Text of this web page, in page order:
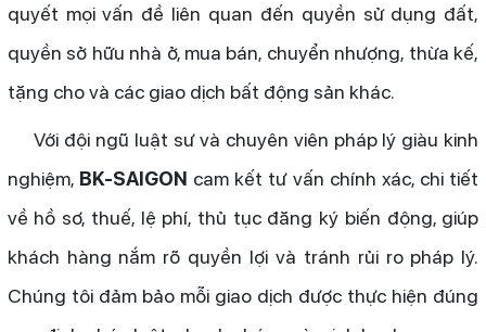
quyết mọi vấn đề liên quan đến quyền sử dụng đất,
quyền sở hữu nhà ở, mua bán, chuyển nhượng, thừa kế,
tặng cho và các giao dịch bất động sản khác.
Với đội ngũ luật sư và chuyên viên pháp lý giàu kinh
nghiệm, BK-SAIGON cam kết tư vấn chính xác, chi tiết
về hồ sơ, thuế, lệ phí, thủ tục đăng ký biến động, giúp
khách hàng nắm rõ quyền lợi và tránh rủi ro pháp lý.
Chúng tôi đảm bảo mỗi giao dịch được thực hiện đúng